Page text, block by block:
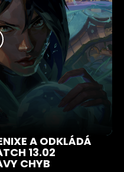
A ODKLÁDÁ
13.02
CHYB